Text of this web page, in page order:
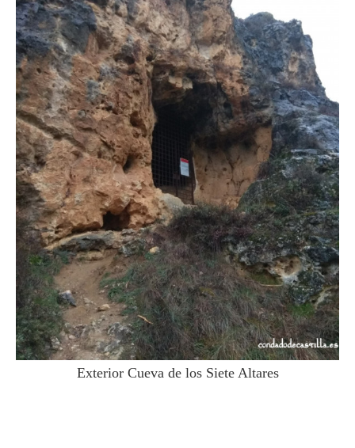
Exterior Cueva de los Siete Altares